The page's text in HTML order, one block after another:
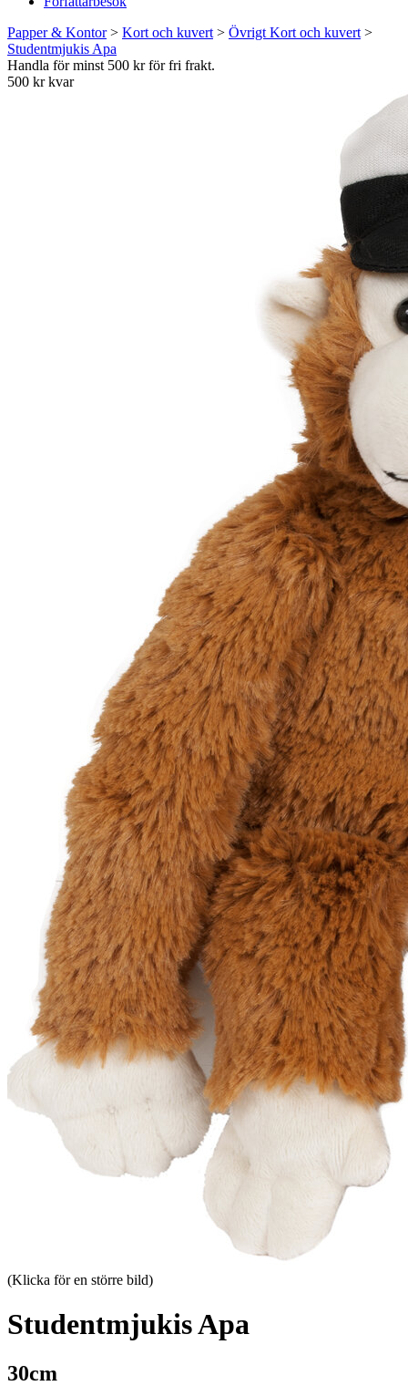
Papper & Kontor> Kort och kuvert > Övrigt Kort och kuvert >
Studentmjukis Apa
Handla för minst 500 kr för fri frakt.
500 kr kvar
(Klicka för en större bild)
Studentmjukis Apa
30cm